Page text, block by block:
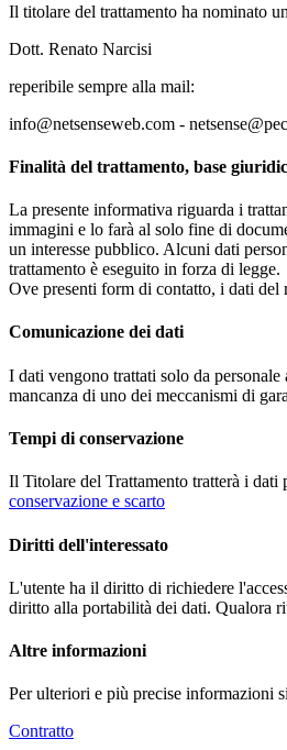
Il titolare del trattamento ha nominato
Dott. Renato Narcisi
reperibile sempre alla mail:
info@netsenseweb.com -
Finalità del trattamento, base
La presente informativa riguarda i
immagini e lo farà al solo fine di
un interesse pubblico. Alcuni dati
trattamento è eseguito in forza di legge.
Ove presenti form di contatto, i dati del
Comunicazione dei dati
I dati vengono trattati solo da
mancanza di uno dei meccanismi di
Tempi di conservazione
Il Titolare del Trattamento tratterà i
conservazione e scarto
Diritti dell'interessato
L'utente ha il diritto di richiedere
diritto alla portabilità dei dati. Qualora
Altre informazioni
Per ulteriori e più precise informazioni
Contratto